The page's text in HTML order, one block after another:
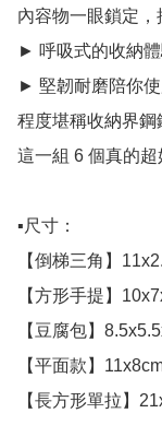
內容物一眼鎖定，
► 呼吸式的收納
► 堅韌耐磨陪你
程度堪稱收納界鋼
這一組 6 個真的
▪️尺寸：
【倒梯三角】
【方形手提】
【豆腐包】
【平面款】
【長方形單拉】